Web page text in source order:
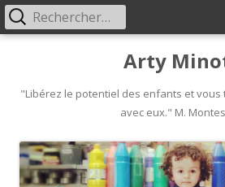
content
Arty
"Libérez le potentiel des enfants et
avec eux." M.
Primary
Rechercher :